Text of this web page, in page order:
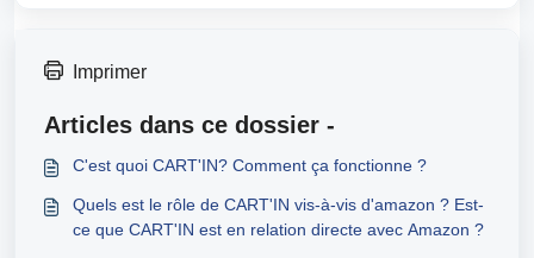
Imprimer
Articles dans ce dossier -
C'est quoi CART'IN? Comment ça fonctionne ?
Quels est le rôle de CART'IN vis-à-vis d'amazon ? Est-
ce que CART'IN est en relation directe avec Amazon ?